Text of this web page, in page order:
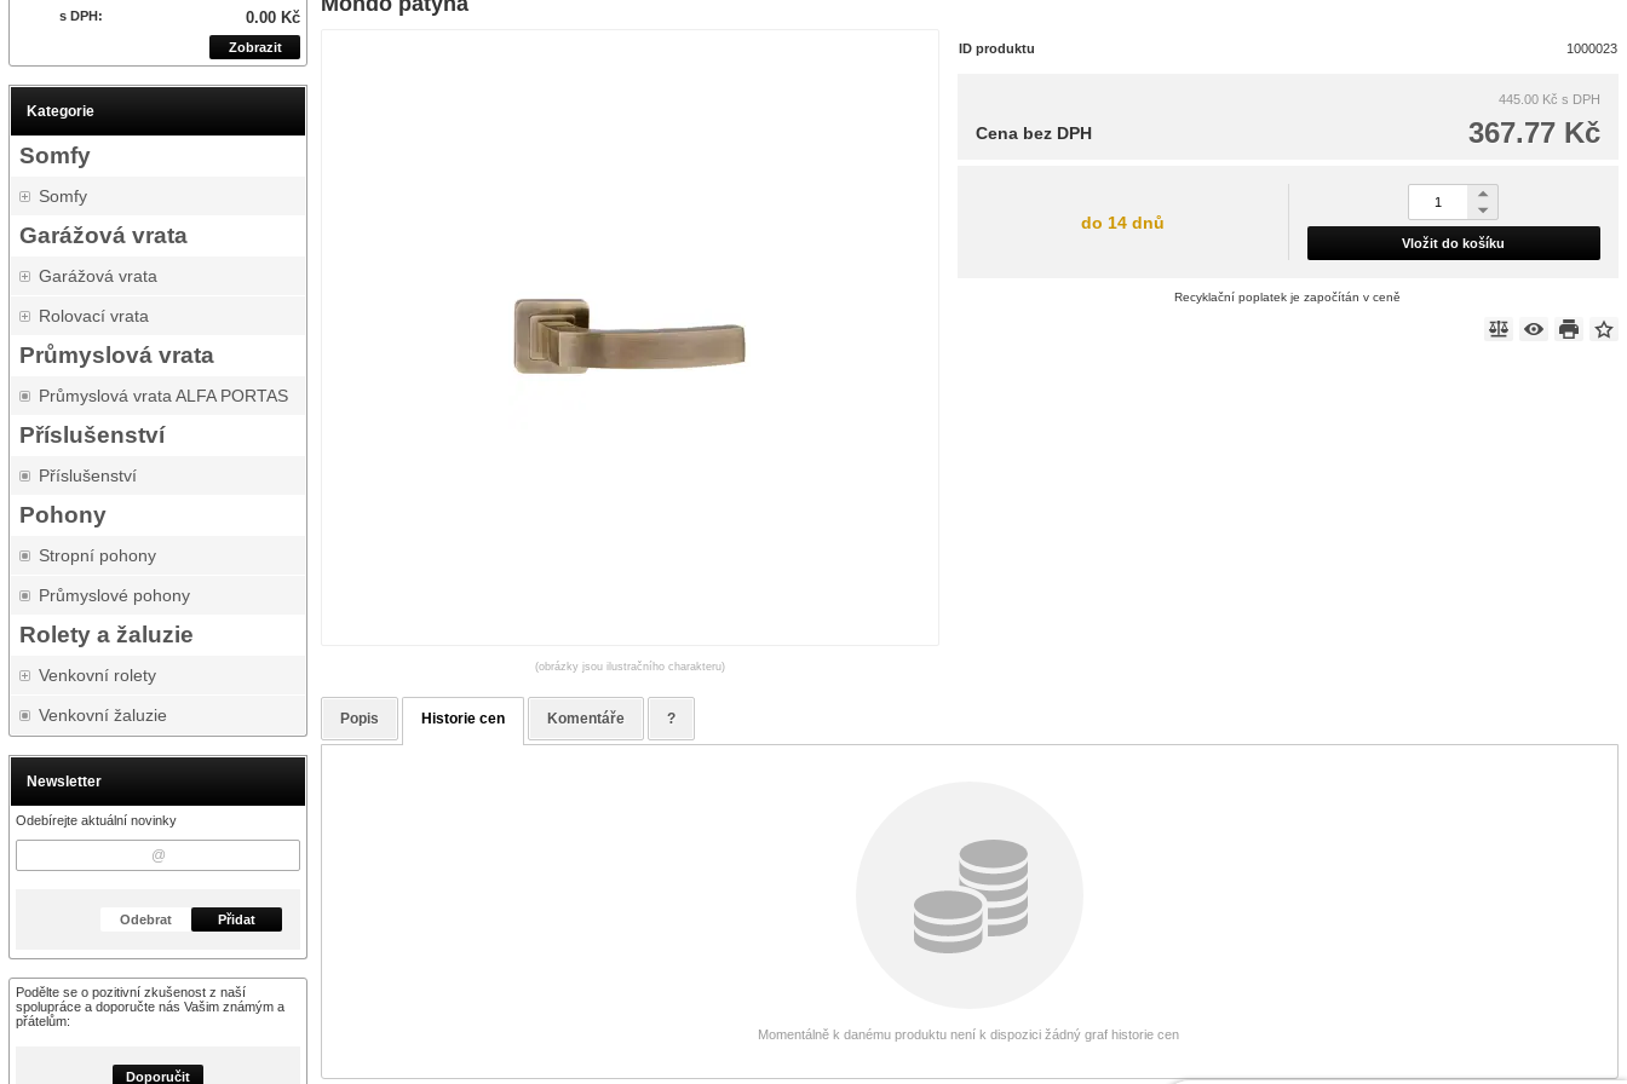
s DPH: 0.00 Kč
Zobrazit
Kategorie
Somfy
Somfy
Garážová vrata
Garážová vrata
Rolovací vrata
Průmyslová vrata
Průmyslová vrata ALFA PORTAS
Příslušenství
Příslušenství
Pohony
Stropní pohony
Průmyslové pohony
Rolety a žaluzie
Venkovní rolety
Venkovní žaluzie
Newsletter
Odebírejte aktuální novinky
Odebrat Přidat
Podělte se o pozitivní zkušenost z naší
spolupráce a doporučte nás Vašim známým a
přátelům:
Doporučit
(obrázky jsou ilustračního charakteru)
ID produktu 1000023
445.00 Kč s DPH
367.77 Kč
Cena bez DPH
do 14 dnů
Vložit do košíku
Recyklační poplatek je započítán v ceně
Popis Historie cen Komentáře ?
Momentálně k danému produktu není k dispozici žádný graf historie cen